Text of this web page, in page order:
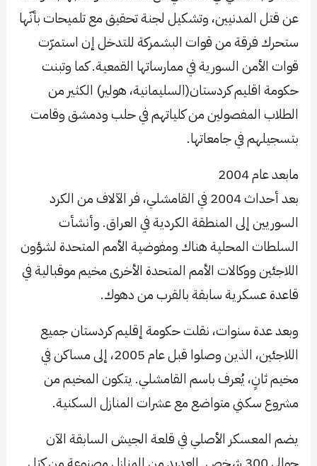
عن قتل المدنيين، وتشكيل لجنة تحقيق مع تلميحات بأنّها
ستحرك فرقة من قوات البشمركة للتدخل إن استمرّت
قوات الأمن السورية في ممارساتها القمعية. كما وتبنت
حكومة اقليم كردستان(السليمانية، هولير) الكثير من
الطلاب المفصولين من كلياتهم في حلب ودمشق وقامت
بتسجيلهم في جامعاتها.
مابعد عام 2004
بعد أحداث 2004 في القامشلي، فر الآلاف من الكرد
السوريين إلى المنطقة الكردية في العراق. وأنشأت
السلطات المحلية هناك ومفوضية الأمم المتحدة لشؤون
اللاجئين ووكالات الأمم المتحدة الأخرى مخيم موقبالية في
قاعدة عسكرية سابقة بالقرب من دهوك.
وبعد عدة سنوات، نقلت حكومة إقليم كردستان جميع
اللاجئين، الذين وصلوا قبل عام 2005، إلى مساكن في
مخيم ثانٍ، يُعرف باسم القامشلي. يتكون المخيم من
مشروع سكني متواضع مع عشرات المنازل السكنية.
يضم المعسكر الأصلي في قلعة الجيش السابقة الآن